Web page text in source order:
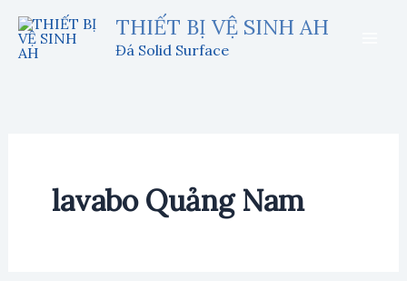
nội
THIẾT BỊ VỆ SINH AH
Đá Solid Surface
lavabo Quảng Nam